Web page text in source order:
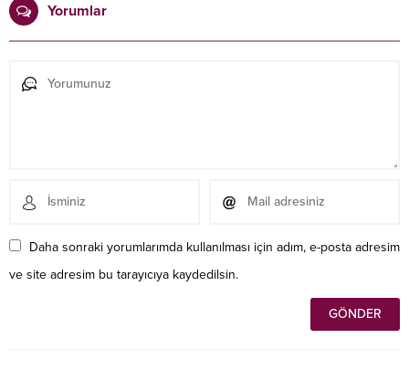
Yorumlar
Daha sonraki yorumlarımda kullanılması için adım, e-posta adresim
ve site adresim bu tarayıcıya kaydedilsin.